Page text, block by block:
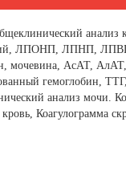
анализ
ЛПОНП, ЛПНП,
мочевина, АсАТ,
гемоглобин,
анализ мочи.
Коагулограмма